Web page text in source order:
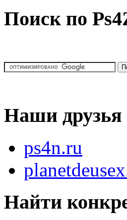
Поиск по
Наши друзья
ps4n.ru
Найти